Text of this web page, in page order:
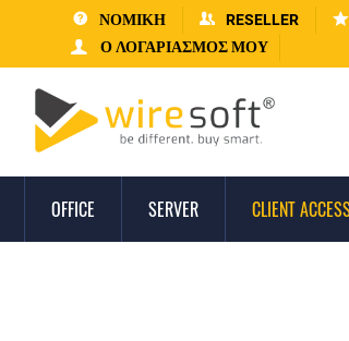
ΝΟΜΙΚΗ RESELLER
Ο ΛΟΓΑΡΙΑΣΜΌΣ ΜΟΥ
OFFICE SERVER CLIENT